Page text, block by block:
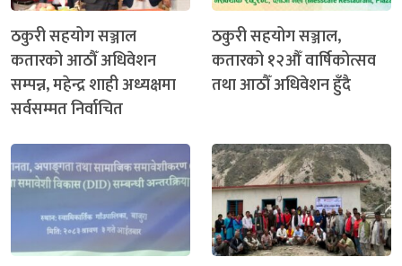
ठकुरी सहयोग सञ्जाल
कतारको आठौँ अधिवेशन
सम्पन्न, महेन्द्र शाही अध्यक्षमा
सर्वसम्मत निर्वाचित
ठकुरी सहयोग सञ्जाल,
कतारको १२औँ वार्षिकोत्सव
तथा आठौँ अधिवेशन हुँदै